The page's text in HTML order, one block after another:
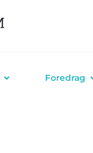
Foredrag